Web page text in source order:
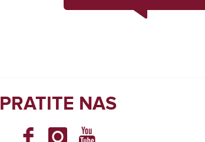
PRATITE NAS